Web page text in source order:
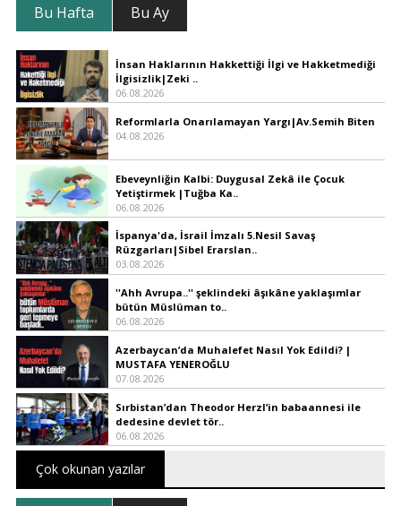
Bu Hafta Bu Ay
İnsan Haklarının Hakkettiği İlgi ve Hakketmediği
İlgisizlik|Zeki ..
06.08.2026
Reformlarla Onarılamayan Yargı|Av.Semih Biten
04.08.2026
Ebeveynliğin Kalbi: Duygusal Zekâ ile Çocuk
Yetiştirmek |Tuğba Ka..
06.08.2026
İspanya'da, İsrail İmzalı 5.Nesil Savaş
Rüzgarları|Sibel Erarslan..
03.08.2026
''Ahh Avrupa..'' şeklindeki âşıkâne yaklaşımlar
bütün Müslüman to..
06.08.2026
Azerbaycan’da Muhalefet Nasıl Yok Edildi? |
MUSTAFA YENEROĞLU
07.08.2026
Sırbistan’dan Theodor Herzl’in babaannesi ile
dedesine devlet tör..
06.08.2026
Çok okunan yazılar